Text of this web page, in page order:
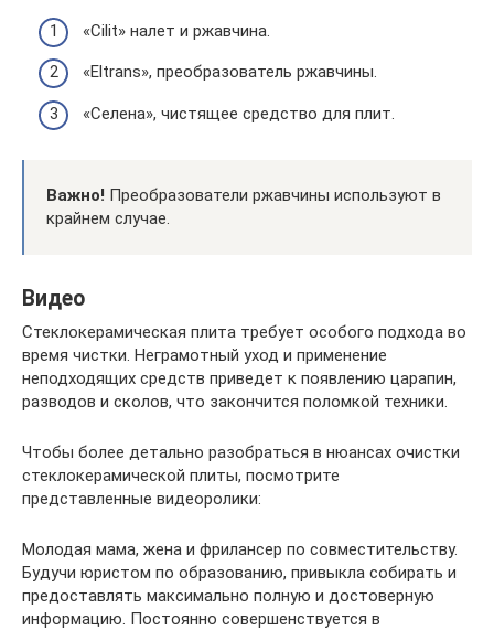
«Cilit» налет и ржавчина.
«Eltrans», преобразователь ржавчины.
«Селена», чистящее средство для плит.
Важно! Преобразователи ржавчины используют в
крайнем случае.
Видео
Стеклокерамическая плита требует особого подхода во
время чистки. Неграмотный уход и применение
неподходящих средств приведет к появлению царапин,
разводов и сколов, что закончится поломкой техники.
Чтобы более детально разобраться в нюансах очистки
стеклокерамической плиты, посмотрите
представленные видеоролики:
Молодая мама, жена и фрилансер по совместительству.
Будучи юристом по образованию, привыкла собирать и
предоставлять максимально полную и достоверную
информацию. Постоянно совершенствуется в